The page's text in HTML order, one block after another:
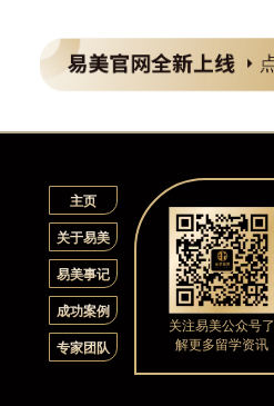
主页
关于易美
易美事记
成功案例
专家团队
关注易美公众号了
解更多留学资讯